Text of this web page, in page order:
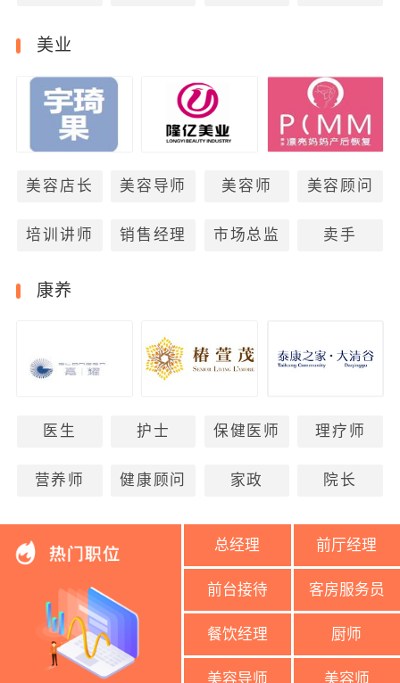
美业
美容店长 美容导师 美容师 美容顾问
培训讲师 销售经理 市场总监 卖手
康养
医生 护士 保健医师 理疗师
营养师 健康顾问 家政 院长
总经理 前厅经理
前台接待 客房服务员
餐饮经理 厨师
美容导师 美容师